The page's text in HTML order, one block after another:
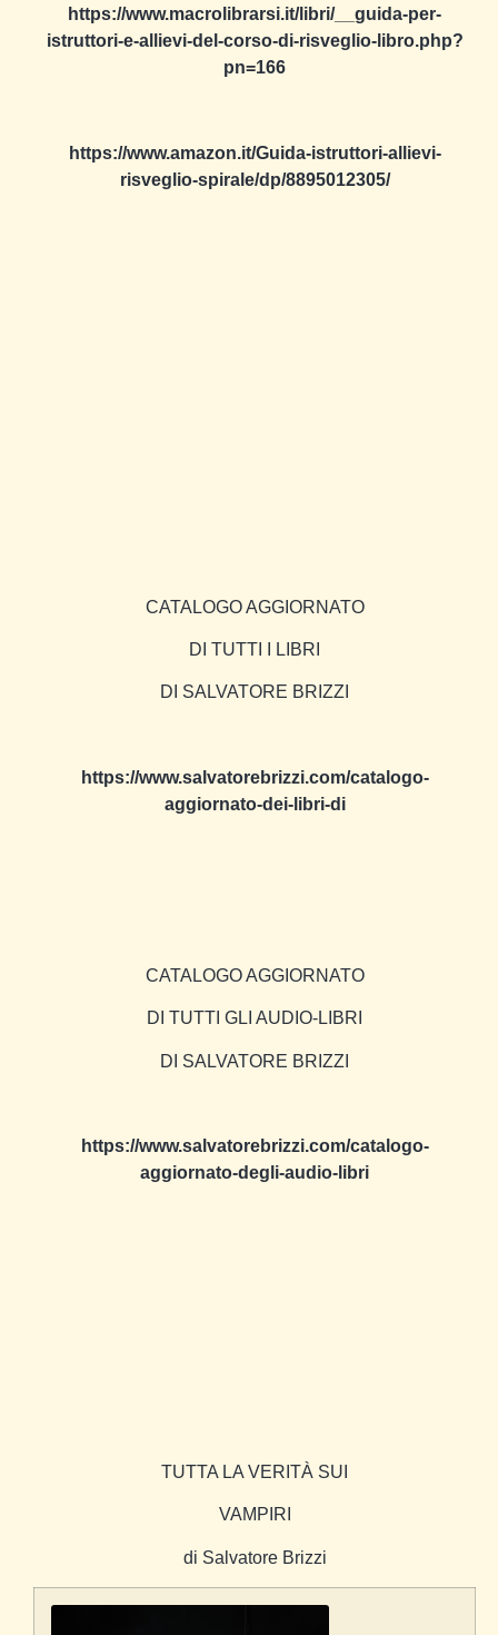
https://www.macrolibrarsi.it/libri/__guida-per-
istruttori-e-allievi-del-corso-di-risveglio-libro.php?
pn=166
https://www.amazon.it/Guida-istruttori-allievi-
risveglio-spirale/dp/8895012305/
CATALOGO AGGIORNATO
DI TUTTI I LIBRI
DI SALVATORE BRIZZI
https://www.salvatorebrizzi.com/catalogo-
aggiornato-dei-libri-di
CATALOGO AGGIORNATO
DI TUTTI GLI AUDIO-LIBRI
DI SALVATORE BRIZZI
https://www.salvatorebrizzi.com/catalogo-
aggiornato-degli-audio-libri
TUTTA LA VERITÀ SUI
VAMPIRI
di Salvatore Brizzi